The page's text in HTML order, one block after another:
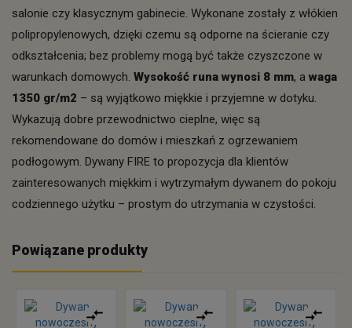
salonie czy klasycznym gabinecie. Wykonane zostały z włókien
polipropylenowych, dzięki czemu są odporne na ścieranie czy
odkształcenia; bez problemy mogą być także czyszczone w
warunkach domowych. Wysokość runa wynosi 8 mm, a waga
1350 gr/m2 – są wyjątkowo miękkie i przyjemne w dotyku.
Wykazują dobre przewodnictwo cieplne, więc są
rekomendowane do domów i mieszkań z ogrzewaniem
podłogowym. Dywany FIRE to propozycja dla klientów
zainteresowanych miękkim i wytrzymałym dywanem do pokoju
codziennego użytku – prostym do utrzymania w czystości.
Powiązane produkty